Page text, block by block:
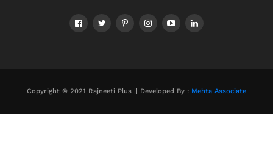
Copyright © 2021 Rajneeti Plus || Developed By : Mehta Associate